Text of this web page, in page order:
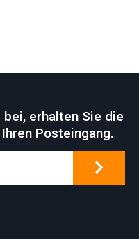
die
und das
Präzisionsheben in
hochreinen
Umgebungen wie der
Elektronik-, Pharma-
erhalten Sie die
Posteingang.